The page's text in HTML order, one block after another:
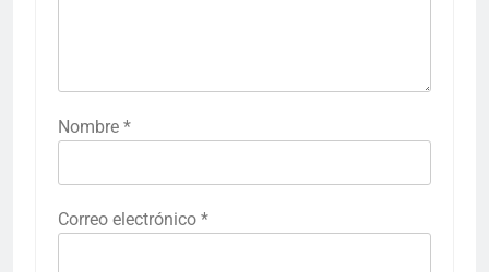
Nombre *
Correo electrónico *